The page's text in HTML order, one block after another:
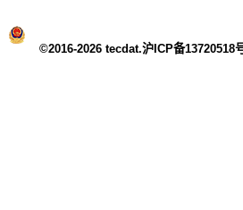
©2016-2026 tecdat.沪ICP备13720518